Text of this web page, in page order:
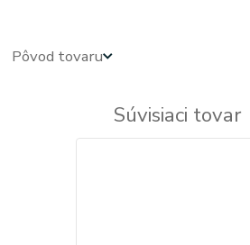
Pôvod tovaru
Súvisiaci tovar